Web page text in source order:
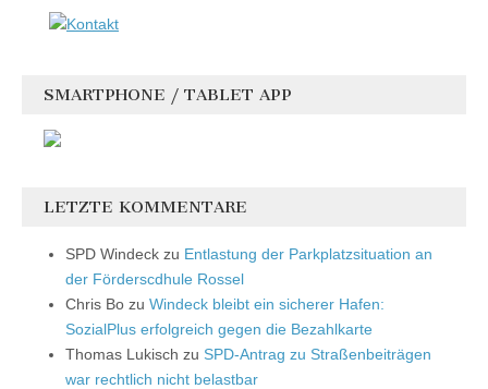
SMARTPHONE / TABLET APP
LETZTE KOMMENTARE
SPD Windeck zu Entlastung der Parkplatzsituation an
der Förderscdhule Rossel
Chris Bo zu Windeck bleibt ein sicherer Hafen:
SozialPlus erfolgreich gegen die Bezahlkarte
Thomas Lukisch zu SPD-Antrag zu Straßenbeiträgen
war rechtlich nicht belastbar